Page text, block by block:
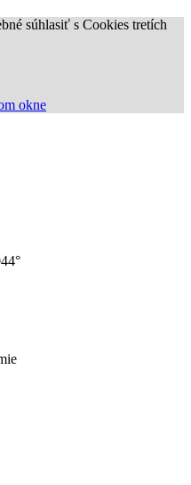
súhlasiť s Cookies tretích
okne